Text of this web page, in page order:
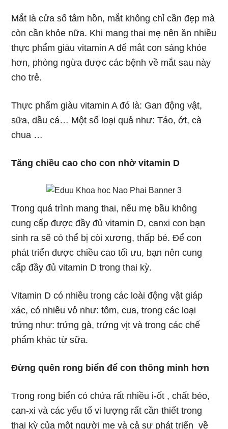
Mắt là cửa sổ tâm hồn, mắt không chỉ cần đẹp mà
còn cần khỏe nữa. Khi mang thai mẹ nên ăn nhiều
thực phẩm giàu vitamin A để mắt con sáng khỏe
hơn, phòng ngừa được các bệnh về mắt sau này
cho trẻ.
Thực phẩm giàu vitamin A đó là: Gan động vật,
sữa, dầu cá… Một số loại quả như: Táo, ớt, cà
chua …
Tăng chiều cao cho con nhờ vitamin D
Trong quá trình mang thai, nếu mẹ bầu không
cung cấp được đầy đủ vitamin D, canxi con bạn
sinh ra sẽ có thể bị còi xương, thấp bé. Để con
phát triển được chiều cao tối ưu, bạn nên cung
cấp đầy đủ vitamin D trong thai kỳ.
Vitamin D có nhiều trong các loài động vật giáp
xác, có nhiều vỏ như: tôm, cua, trong các loại
trứng như: trứng gà, trứng vịt và trong các chế
phẩm khác từ sữa.
Đừng quên rong biển để con thông minh hơn
Trong rong biển có chứa rất nhiều i-ốt , chất béo,
can-xi và các yếu tố vi lượng rất cần thiết trong
thai kỳ của một người mẹ và cả sự phát triển về